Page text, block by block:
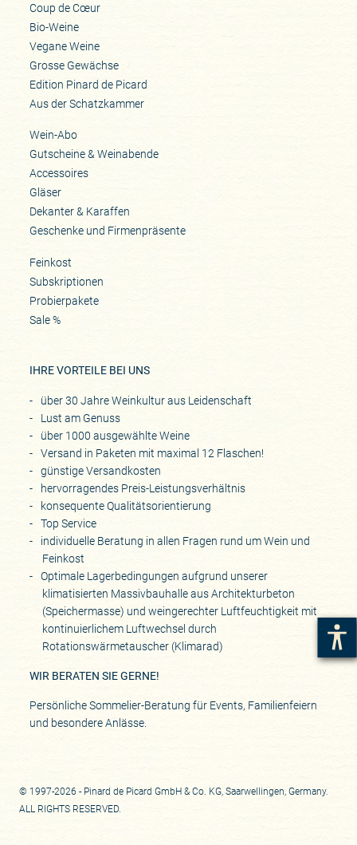
Coup de Cœur
Bio-Weine
Vegane Weine
Grosse Gewächse
Edition Pinard de Picard
Aus der Schatzkammer
Wein-Abo
Gutscheine & Weinabende
Accessoires
Gläser
Dekanter & Karaffen
Geschenke und Firmenpräsente
Feinkost
Subskriptionen
Probierpakete
Sale %
IHRE VORTEILE BEI UNS
über 30 Jahre Weinkultur aus Leidenschaft
Lust am Genuss
über 1000 ausgewählte Weine
Versand in Paketen mit maximal 12 Flaschen!
günstige Versandkosten
hervorragendes Preis-Leistungsverhältnis
konsequente Qualitätsorientierung
Top Service
individuelle Beratung in allen Fragen rund um Wein und
Feinkost
Optimale Lagerbedingungen aufgrund unserer
klimatisierten Massivbauhalle aus Architekturbeton
(Speichermasse) und weingerechter Luftfeuchtigkeit mit
kontinuierlichem Luftwechsel durch
Rotationswärmetauscher (Klimarad)
WIR BERATEN SIE GERNE!
Persönliche Sommelier-Beratung für Events, Familienfeiern
und besondere Anlässe.
© 1997-2026 - Pinard de Picard GmbH & Co. KG, Saarwellingen, Germany.
ALL RIGHTS RESERVED.